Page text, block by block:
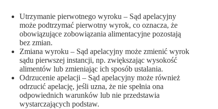
Utrzymanie pierwotnego wyroku – Sąd apelacyjny
może podtrzymać pierwotny wyrok, co oznacza, że
obowiązujące zobowiązania alimentacyjne pozostają
bez zmian.
Zmiana wyroku – Sąd apelacyjny może zmienić wyrok
sądu pierwszej instancji, np. zwiększając wysokość
alimentów lub zmieniając ich sposób ustalania.
Odrzucenie apelacji – Sąd apelacyjny może również
odrzucić apelację, jeśli uzna, że nie spełnia ona
odpowiednich warunków lub nie przedstawia
wystarczających podstaw.